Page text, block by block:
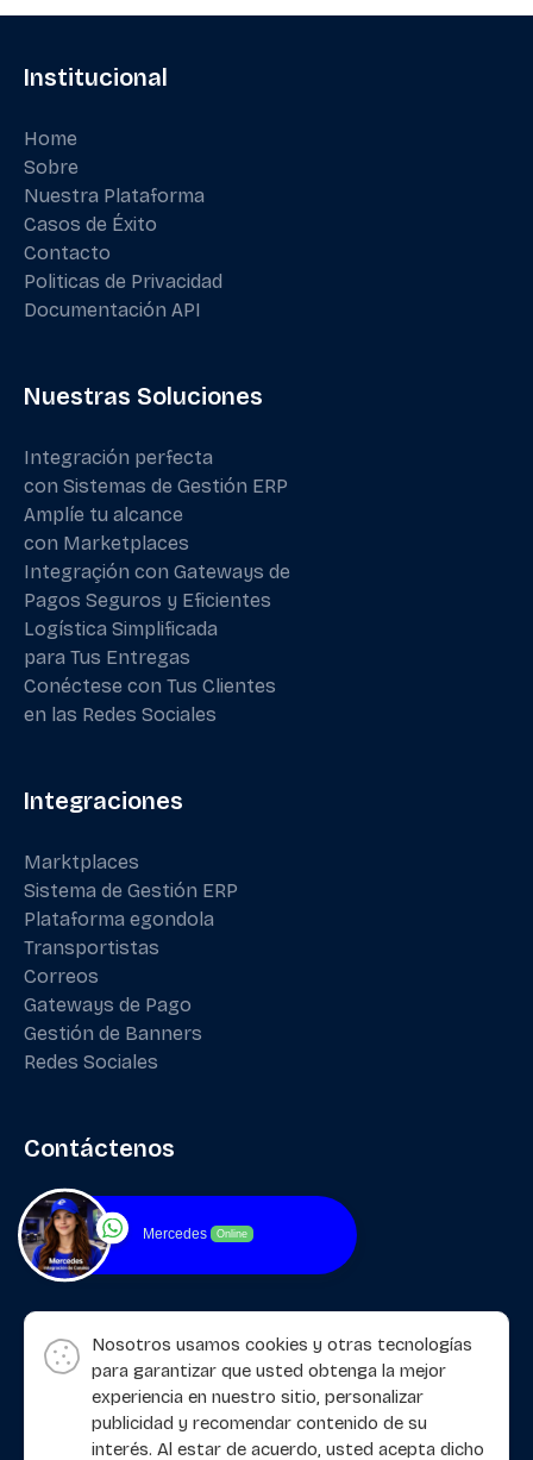
Institucional
Home
Sobre
Nuestra Plataforma
Casos de Éxito
Contacto
Politicas de Privacidad
Documentación API
Nuestras Soluciones
Integración perfecta
con Sistemas de Gestión ERP
Amplíe tu alcance
con Marketplaces
Integraçión con Gateways de
Pagos Seguros y Eficientes
Logística Simplificada
para Tus Entregas
Conéctese con Tus Clientes
en las Redes Sociales
Integraciones
Marktplaces
Sistema de Gestión ERP
Plataforma egondola
Transportistas
Correos
Gateways de Pago
Gestión de Banners
Redes Sociales
Contáctenos
Mercedes Online
Nosotros usamos cookies y otras tecnologías
para garantizar que usted obtenga la mejor
experiencia en nuestro sitio, personalizar
publicidad y recomendar contenido de su
interés. Al estar de acuerdo, usted acepta dicho